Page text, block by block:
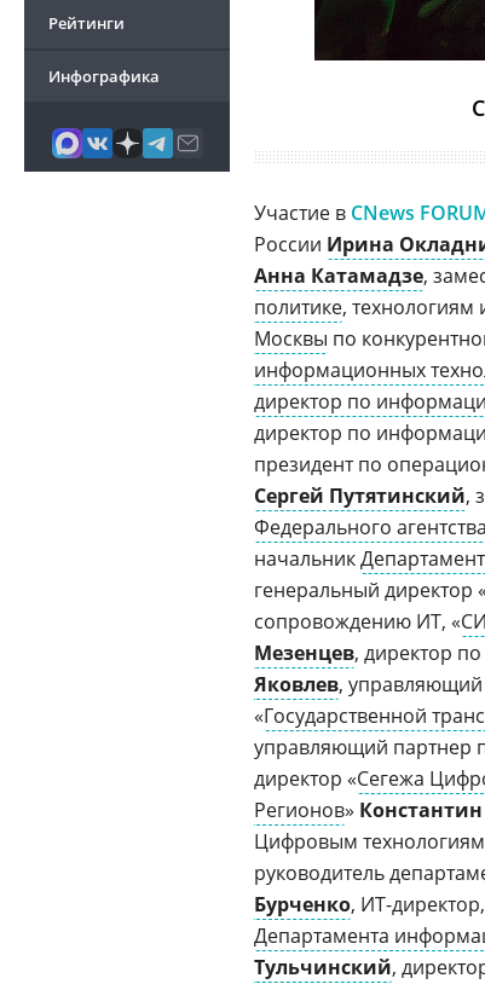
Рейтинги
Инфографика
Участие в CNews
России Ирина
Анна Катамадзе,
политике, технологиям
Москвы по
информационных
директор по
директор по
президент по
Сергей Путятинский,
Федерального
начальник
генеральный директор «
сопровождению ИТ, «
Мезенцев, директор
Яковлев,
«Государственной
управляющий партнер
директор «Сегежа
Регионов»
Цифровым технологиям
руководитель
Бурченко, ИТ-директор,
Департамента
Тульчинский,